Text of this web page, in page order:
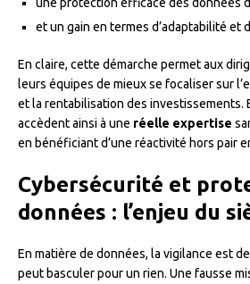
et un gain en termes d’adaptabilité et
En claire, cette démarche permet aux
leurs équipes de mieux se focaliser sur
et la rentabilisation des investissements.
accèdent ainsi à une réelle expertise
en bénéficiant d’une réactivité hors pair
Cybersécurité et
données : l’enjeu du
En matière de données, la vigilance est
peut basculer pour un rien. Une fausse